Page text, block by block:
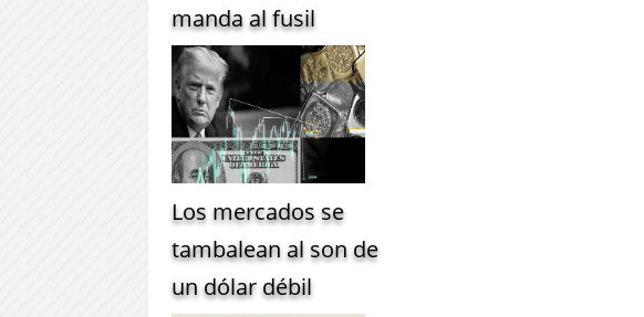
manda al fusil
Los mercados se
tambalean al son de
un dólar débil